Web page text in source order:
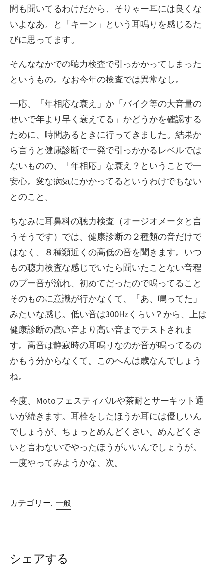
間も聞いてるわけだから、そりゃー耳には良くな
いよなあ。と「キーン」という耳鳴りを感じるた
びに思ってます。
そんななかでの聴力検査で引っかかってしまった
というもの。なお今年の検査では異常なし。
一応、「年相応な衰え」か「バイク等の大音量の
せいで年より早く衰えてる」かどうかを確認する
ために、時間あるときに行ってきました。結果か
ら言うと健康診断で一発で引っかかるレベルでは
ないものの、「年相応」な衰え？ということで一
安心。変な病気にかかってるというわけでもない
とのこと。
ちなみに耳鼻科の聴力検査（オージオメータと言
うそうです）では、健康診断の２種類の音だけで
はなく、８種類近くの高低の音を聞きます。いつ
もの聴力検査な感じでいたら聞いたことない音程
のプー音が流れ、初めてだったので鳴ってること
そのものに意識が行かなくて、「あ、鳴ってた」
みたいな感じ。低い音は300Hzくらい？から、上は
健康診断の高い音より高い音までテストされま
す。高音は静寂時の耳鳴りなのか音が鳴ってるの
かもう分からなくて。このへんは歳なんでしょう
ね。
今度、Motoフェスティバルや茶耐とサーキット通
いが続きます。耳栓をしたほうか耳には優しいん
でしょうが、ちょっとめんどくさい。めんどくさ
いと言わないでやったほうがいいんでしょうが。
一度やってみようかな、次。
カテゴリー: 一般
シェアする